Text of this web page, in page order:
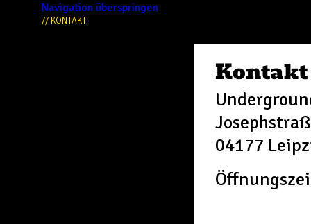
Navigation überspringen
// KONTAKT
Kontakt
04177